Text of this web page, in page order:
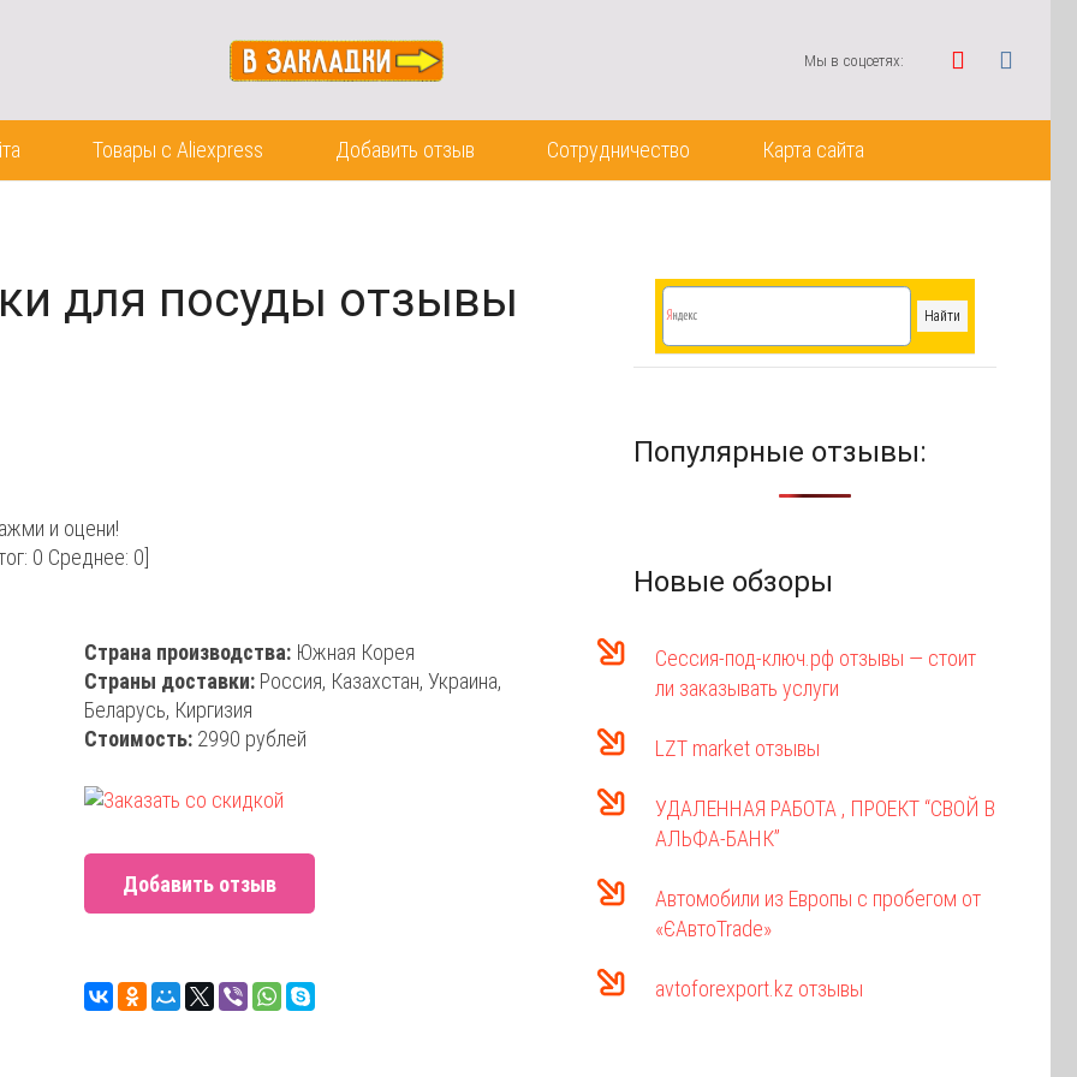
Мы в соцсетях:
Товары с Aliexpress Добавить отзыв Сотрудничество Карта сайта
для посуды отзывы
и оцени!
0 Среднее: 0
Страна производства:Южная Корея
Страны доставки:Россия, Казахстан, Украина,
Беларусь, Киргизия
Стоимость:2990 рублей
Добавить отзыв
Популярные отзывы:
Новые обзоры
Сессия-под-ключ.рф отзывы — стоит
ли заказывать услуги
LZT market отзывы
УДАЛЕННАЯ РАБОТА , ПРОЕКТ “СВОЙ В
АЛЬФА-БАНК”
Автомобили из Европы с пробегом от
«ЄАвтоTrаde»
avtoforexport.kz отзывы